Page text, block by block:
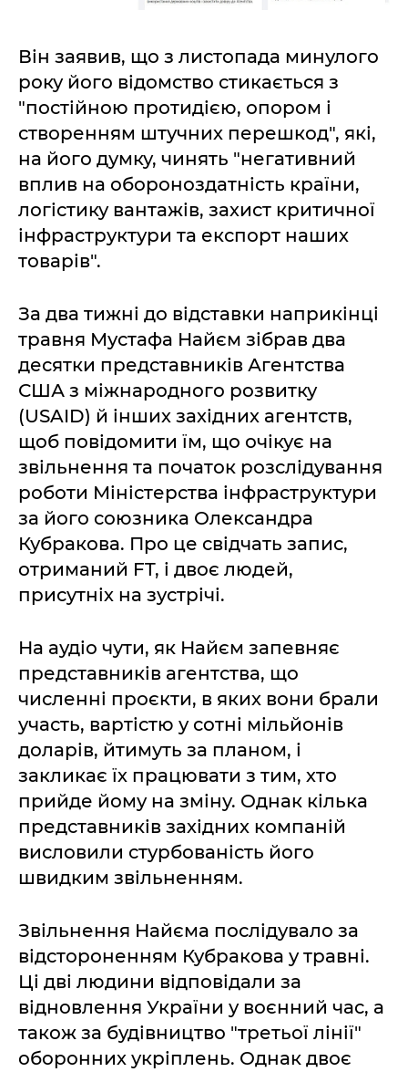
Він заявив, що з листопада минулого
року його відомство стикається з
"постійною протидією, опором і
створенням штучних перешкод", які,
на його думку, чинять "негативний
вплив на обороноздатність країни,
логістику вантажів, захист критичної
інфраструктури та експорт наших
товарів".
За два тижні до відставки наприкінці
травня Мустафа Найєм зібрав два
десятки представників Агентства
США з міжнародного розвитку
(USAID) й інших західних агентств,
щоб повідомити їм, що очікує на
звільнення та початок розслідування
роботи Міністерства інфраструктури
за його союзника Олександра
Кубракова. Про це свідчать запис,
отриманий FT, і двоє людей,
присутніх на зустрічі.
На аудіо чути, як Найєм запевняє
представників агентства, що
численні проєкти, в яких вони брали
участь, вартістю у сотні мільйонів
доларів, йтимуть за планом, і
закликає їх працювати з тим, хто
прийде йому на зміну. Однак кілька
представників західних компаній
висловили стурбованість його
швидким звільненням.
Звільнення Найєма послідувало за
відстороненням Кубракова у травні.
Ці дві людини відповідали за
відновлення України у воєнний час, а
також за будівництво "третьої лінії"
оборонних укріплень. Однак двоє